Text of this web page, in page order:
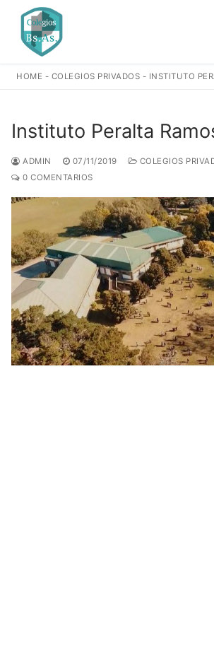
contenido
HOME - COLEGIOS PRIVADOS - INSTITUTO
Instituto Peralta
ADMIN 07/11/2019
COLEGIOS
0 COMENTARIOS